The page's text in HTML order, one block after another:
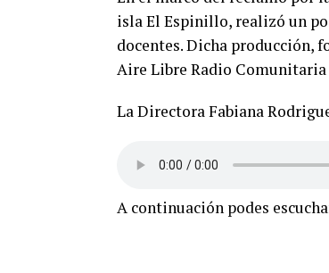
Acá el
donde el
unanimidad
abordar
violencia que
isla El Espinillo, realizó un
docentes. Dicha producción,
Aire Libre Radio Comunitaria
La Directora Fabiana
A continuación podes